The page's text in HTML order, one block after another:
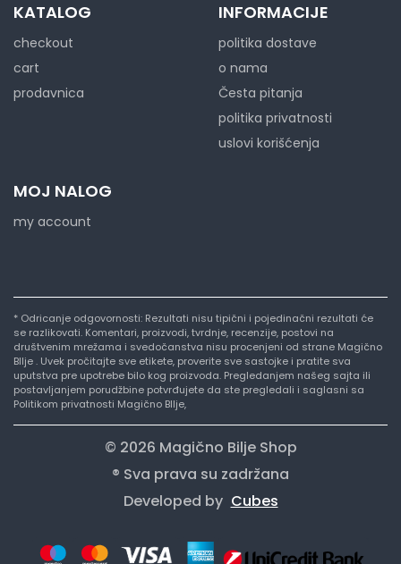
KATALOG
checkout
cart
prodavnica
INFORMACIJE
politika dostave
o nama
Česta pitanja
politika privatnosti
uslovi korišćenja
MOJ NALOG
my account
* Odricanje odgovornosti: Rezultati nisu tipični i pojedinačni rezultati će
se razlikovati. Komentari, proizvodi, tvrdnje, recenzije, postovi na
društvenim mrežama i svedočanstva nisu procenjeni od strane Magično
BIlje . Uvek pročitajte sve etikete, proverite sve sastojke i pratite sva
uputstva pre upotrebe bilo kog proizvoda. Pregledanjem našeg sajta ili
postavljanjem porudžbine potvrđujete da ste pregledali i saglasni sa
Politikom privatnosti Magično BIlje,
© 2026 Magično Bilje Shop
® Sva prava su zadržana
Developed by Cubes